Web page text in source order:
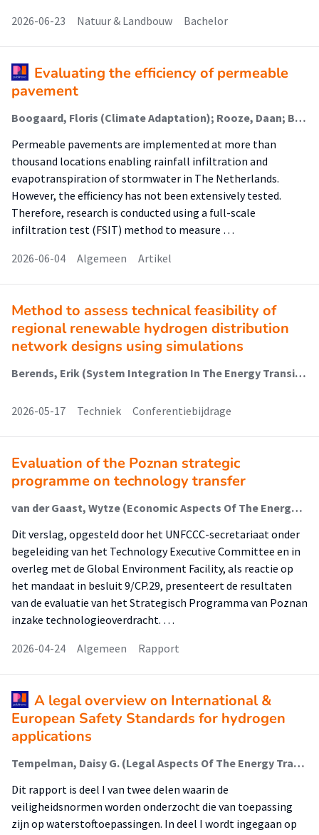
2026-06-23
Natuur & Landbouw Bachelor
Evaluating the efficiency of permeable
pavement
Boogaard, Floris (Climate Adaptation); Rooze, Daan; Brolsma, Reinder
Permeable pavements are implemented at more than
thousand locations enabling rainfall infiltration and
evapotranspiration of stormwater in The Netherlands.
However, the efficiency has not been extensively tested.
Therefore, research is conducted using a full-scale
infiltration test (FSIT) method to measure …
2026-06-04
Algemeen Artikel
Method to assess technical feasibility of
regional renewable hydrogen distribution
network designs using simulations
Berends, Erik (System Integration In The Energy Transition); van Someren, Christian (Energy Transition And Networks); Dijk, Sander (System Integration In The Energy Transition); Volkerts, Marcel; Vos, Ewoud (System Integration In The Energy Transition); van der Laan, Marten (System Integration In The Energy Transition)
2026-05-17 Techniek Conferentiebijdrage
Evaluation of the Poznan strategic
programme on technology transfer
van der Gaast, Wytze (Economic Aspects Of The Energy Transition)
Dit verslag, opgesteld door het UNFCCC-secretariaat onder
begeleiding van het Technology Executive Committee en in
overleg met de Global Environment Facility, als reactie op
het mandaat in besluit 9/CP.29, presenteert de resultaten
van de evaluatie van het Strategisch Programma van Poznan
inzake technologieoverdracht. …
2026-04-24
Algemeen Rapport
A legal overview on International &
European Safety Standards for hydrogen
applications
Tempelman, Daisy G. (Legal Aspects Of The Energy Transition); Gazendam, Joris (Legal And Economic Aspects Of The Energy Transition)
Dit rapport is deel I van twee delen waarin de
veiligheidsnormen worden onderzocht die van toepassing
zijn op waterstoftoepassingen. In deel I wordt ingegaan op